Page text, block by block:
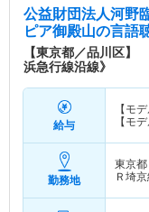
公益財団法人河野
ピア御殿山の言語
【東京都／品川区
浜急行線沿線》
給与
【モ
【モ
勤務地
東京
Ｒ埼